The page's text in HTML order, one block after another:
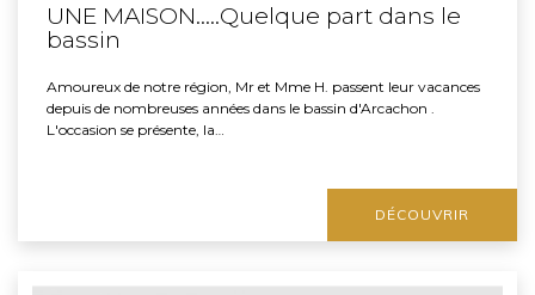
UNE MAISON.....Quelque part dans le
bassin
Amoureux de notre région, Mr et Mme H. passent leur vacances
depuis de nombreuses années dans le bassin d'Arcachon .
L'occasion se présente, la…
DÉCOUVRIR